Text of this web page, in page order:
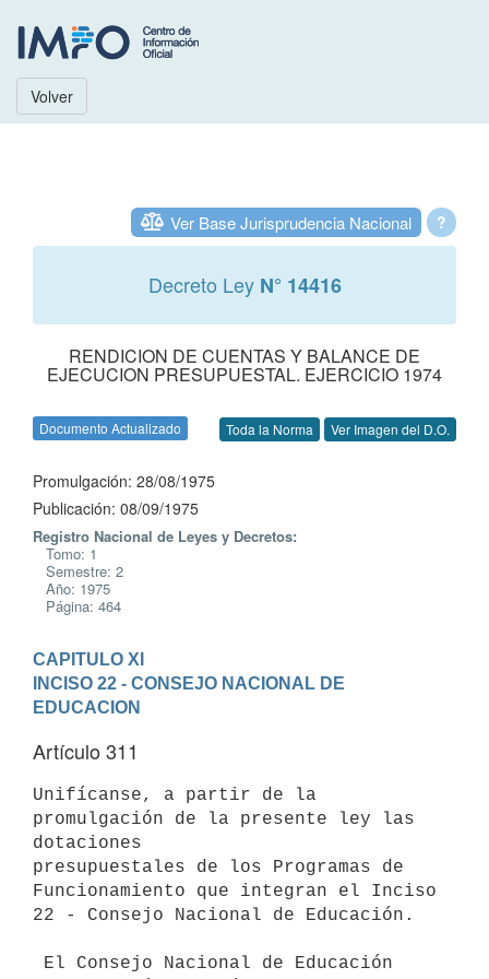
Volver
?
Ver Base Jurisprudencia Nacional
Decreto Ley N° 14416
RENDICION DE CUENTAS Y BALANCE DE
EJECUCION PRESUPUESTAL. EJERCICIO 1974
Documento Actualizado Toda la Norma Ver Imagen del D.O.
Promulgación: 28/08/1975
Publicación: 08/09/1975
Registro Nacional de Leyes y Decretos:
Tomo: 1
Semestre: 2
Año: 1975
Página: 464
CAPITULO XI
INCISO 22 - CONSEJO NACIONAL DE
EDUCACION
Artículo 311
Unifícanse, a partir de la
promulgación de la presente ley las
dotaciones
presupuestales de los Programas de
Funcionamiento que integran el Inciso
22 - Consejo Nacional de Educación.